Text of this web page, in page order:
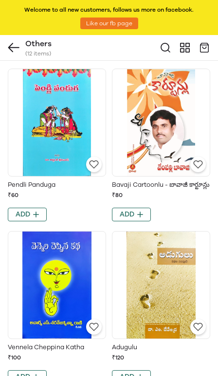
Welcome to all new customers, follows us more on facebook.
Like our fb page
Others
(12 items)
Pendli Panduga
₹60
ADD
Bavaji Cartoonlu - బావాజీ కార్టూన్లు
₹80
ADD
Vennela Cheppina Katha
₹100
Adugulu
₹120